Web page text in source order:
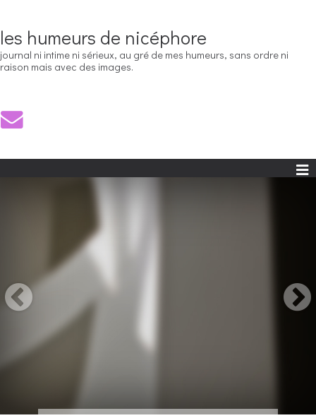
les humeurs de nicéphore
journal ni intime ni sérieux, au gré de mes humeurs, sans ordre ni
raison mais avec des images.